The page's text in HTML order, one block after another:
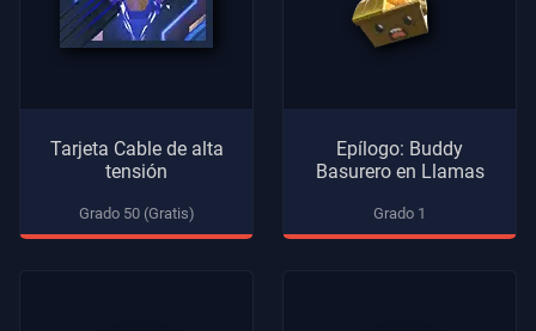
Tarjeta Cable de alta
tensión
Grado 50 (Gratis)
Epílogo: Buddy
Basurero en Llamas
Grado 1